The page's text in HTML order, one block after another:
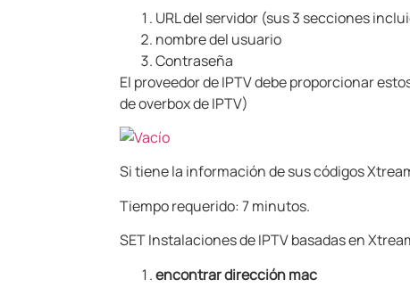
URL del servidor (sus 3 secciones
nombre del usuario
Contraseña
El proveedor de IPTV debe proporcionar
de overbox de IPTV)
Si tiene la información de sus códigos
Tiempo requerido: 7 minutos.
SET Instalaciones de IPTV basadas en
encontrar dirección mac